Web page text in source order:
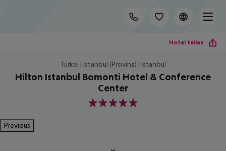
Hotel teilen
Türkei | Istanbul (Provinz) | Istanbul
Hilton Istanbul Bomonti Hotel & Conference
Center
5
Previous